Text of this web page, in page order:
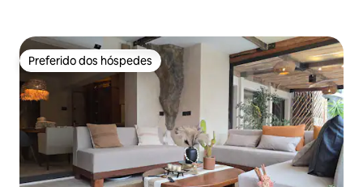
Preferido dos hóspedes
Preferido dos hóspedes